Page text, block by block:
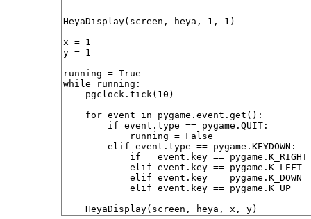
HeyaDisplay(screen, heya, 1, 1)
x = 1
y = 1
running = True
while running:
    pgclock.tick(10)
    for event in pygame.event.get():
        if event.type == pygame.QUIT:
            running = False
        elif event.type == pygame.KEYDOWN:
if   event.key ==
elif event.key == pygame.K_LEFT
elif event.key == pygame.K_DOWN
elif event.key == pygame.K_UP